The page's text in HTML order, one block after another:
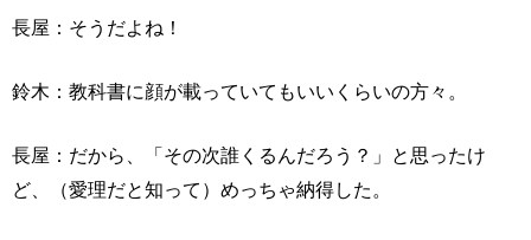
長屋：そうだよね！
鈴木：教科書に顔が載っていてもいいくらいの方々。
長屋：だから、「その次誰くるんだろう？」と思ったけ
ど、（愛理だと知って）めっちゃ納得した。